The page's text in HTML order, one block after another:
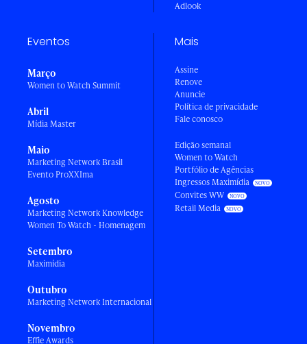
Adlook
Eventos
Março
Women to Watch Summit
Abril
Mídia Master
Maio
Marketing Network Brasil
Evento ProXXIma
Agosto
Marketing Network Knowledge
Women To Watch - Homenagem
Setembro
Maximídia
Outubro
Marketing Network Internacional
Novembro
Effie Awards
Mais
Assine
Renove
Anuncie
Política de privacidade
Fale conosco
Edição semanal
Women to Watch
Portfólio de Agências
Ingressos Maximídia
Convites WW
Retail Media